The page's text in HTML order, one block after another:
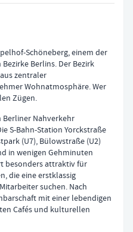
Schöneberg, einem der
Berlins. Der Bezirk
zentraler
Wohnatmosphäre. Wer
Zügen.
Berliner Nahverkehr
S-Bahn-Station Yorckstraße
(U7), Bülowstraße (U2)
in wenigen Gehminuten
besonders attraktiv für
die eine erstklassig
suchen. Nach
mit einer lebendigen
Cafés und kulturellen